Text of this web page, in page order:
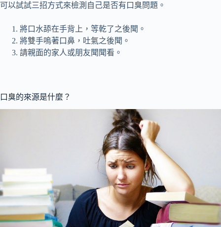
可以試試三招方式來檢測自己是否有口臭問題。
將口水舔在手背上，等乾了之後聞。
將雙手嗚著口鼻，吐氣之後聞。
請親面的家人或朋友聞聞看。
口臭的來源是什麼？